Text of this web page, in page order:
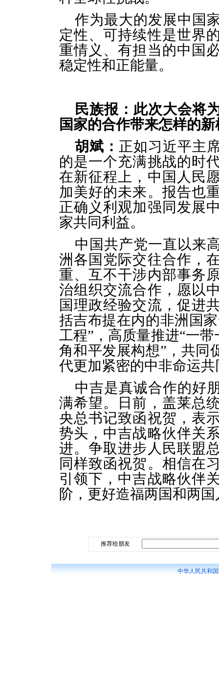
作为最大的发展中国
定性、可持续性是世界
重情义、有担当的中国
稳定性和正能量。
民族报：此次大会将
国家的合作带来怎样的
胡斌： 正如习近平主
的是一个充满挑战的时
在新征程上，中国人民
加美好的未来。报告也
正确义利观加强同发展
家共同利益。
中国共产党一直以来
洲各国党际交往合作，
重、互不干涉内部事务
治组织交流合作，愿以
国理政经验交流，促进
括吉布提在内的非洲国
工程”，高质量推进“一
角和平发展构想”，共同
代更加紧密的中非命运共
中吉是真诚合作的好
满希望。日前，盖莱总
央总书记致函祝贺，表
势头，中吉战略伙伴关
进。争取进步人民联盟
同样致函祝贺。相信在
引领下，中吉战略伙伴
阶，更好造福两国和两国
推荐给朋友
中华人民共和